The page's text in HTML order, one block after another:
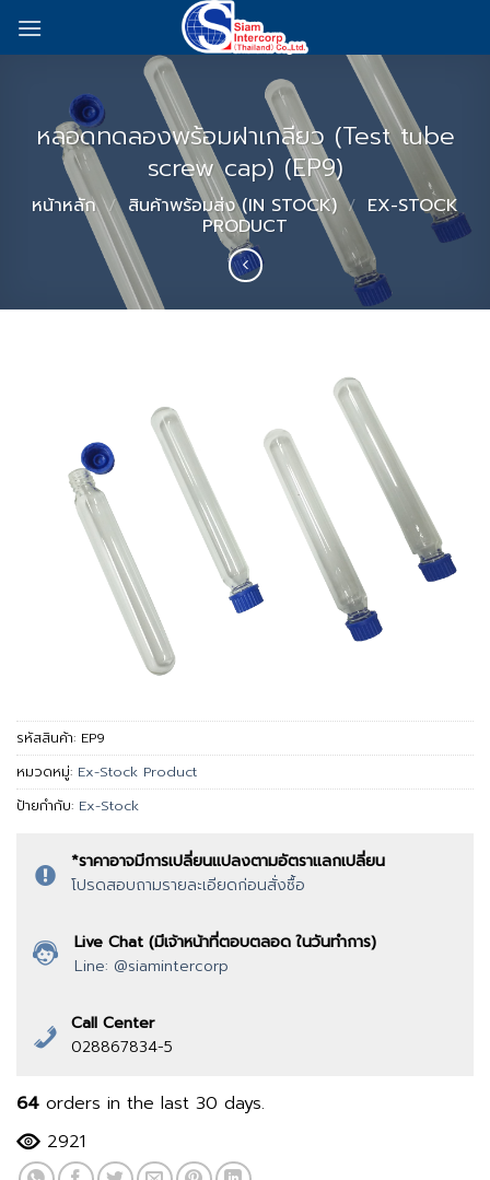
หลอดทดลองพร้อมฝาเกลียว (Test tube
screw cap) (EP9)
หน้าหลัก / สินค้าพร้อมส่ง (IN STOCK) / EX-STOCK
PRODUCT
รหัสสินค้า: EP9
หมวดหมู่: Ex-Stock Product
ป้ายกำกับ: Ex-Stock
*ราคาอาจมีการเปลี่ยนแปลงตามอัตราแลกเปลี่ยน
โปรดสอบถามรายละเอียดก่อนสั่งซื้อ
Live Chat (มีเจ้าหน้าที่ตอบตลอด ในวันทำการ)
Line: @siamintercorp
Call Center
028867834-5
64 orders in the last 30 days.
2921